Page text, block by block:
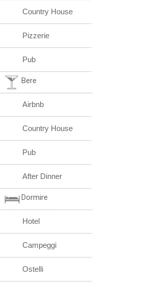
Country House
Pizzerie
Pub
Bere
Airbnb
Country House
Pub
After Dinner
Dormire
Hotel
Campeggi
Ostelli